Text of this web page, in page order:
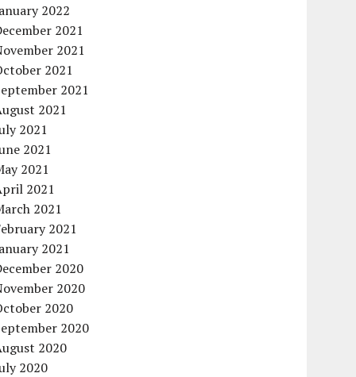
2022
2021
2021
2021
2021
2021
2021
2021
2021
2021
2021
2021
2021
2020
2020
2020
2020
2020
2020